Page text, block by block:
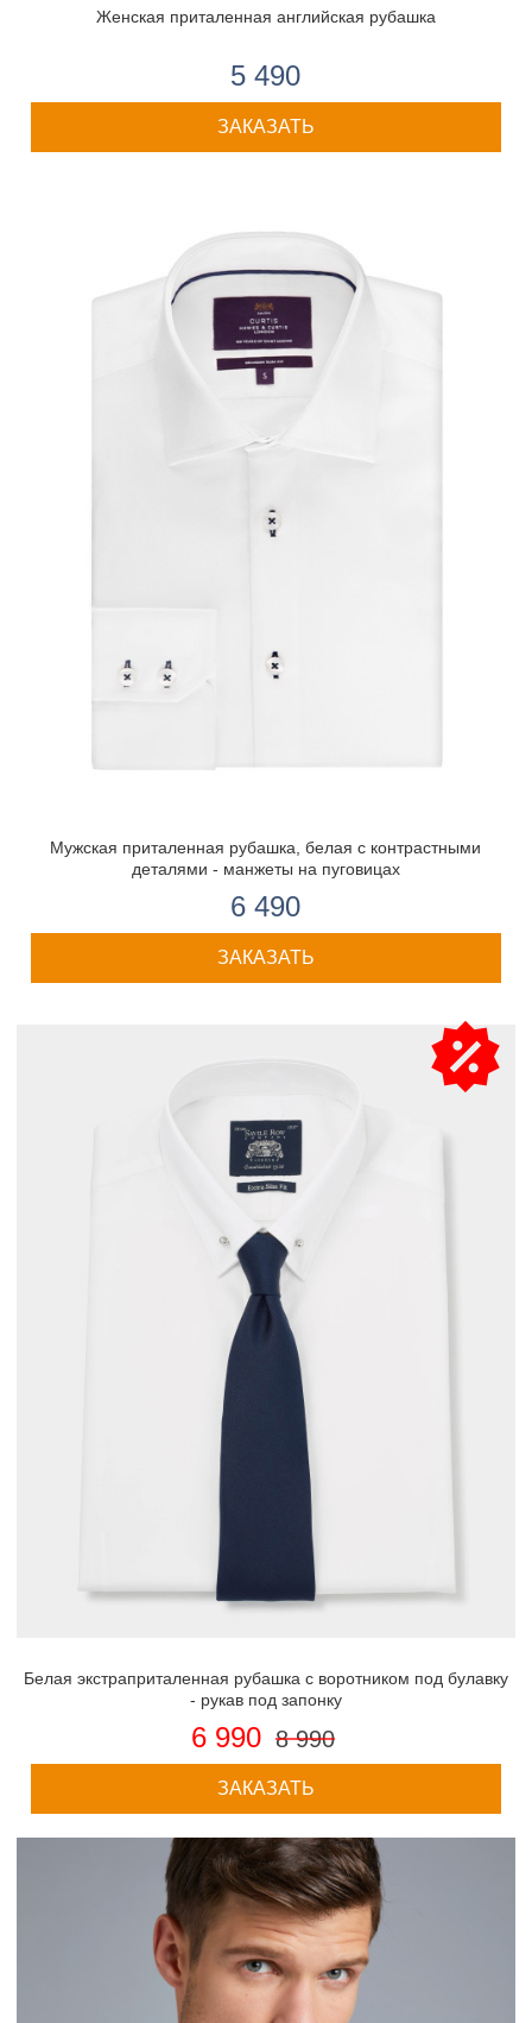
Женская приталенная английская рубашка
5 490
ЗАКАЗАТЬ
Мужская приталенная рубашка, белая с контрастными
деталями - манжеты на пуговицах
6 490
ЗАКАЗАТЬ
Белая экстраприталенная рубашка с воротником под булавку
- рукав под запонку
6 990 8 990
ЗАКАЗАТЬ